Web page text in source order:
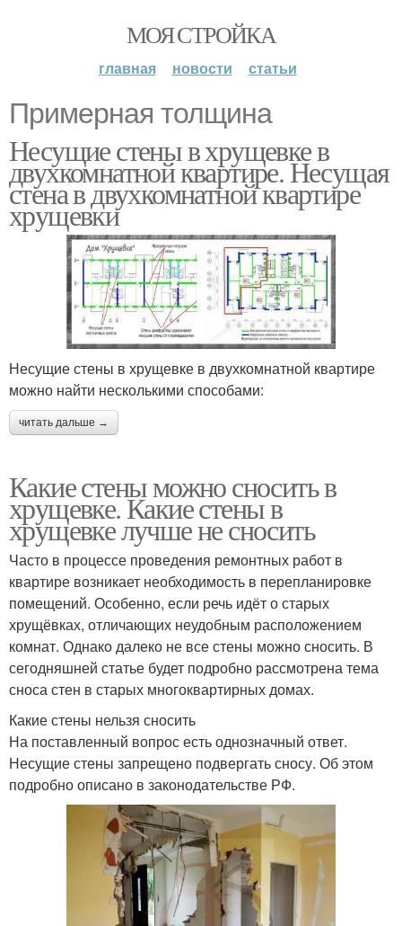
МОЯ СТРОЙКА
главная новости статьи
Примерная толщина
Несущие стены в хрущевке в
двухкомнатной квартире. Несущая
стена в двухкомнатной квартире
хрущевки
Несущие стены в хрущевке в двухкомнатной квартире
можно найти несколькими способами:
читать дальше →
Какие стены можно сносить в
хрущевке. Какие стены в
хрущевке лучше не сносить
Часто в процессе проведения ремонтных работ в
квартире возникает необходимость в перепланировке
помещений. Особенно, если речь идёт о старых
хрущёвках, отличающих неудобным расположением
комнат. Однако далеко не все стены можно сносить. В
сегодняшней статье будет подробно рассмотрена тема
сноса стен в старых многоквартирных домах.
Какие стены нельзя сносить
На поставленный вопрос есть однозначный ответ.
Несущие стены запрещено подвергать сносу. Об этом
подробно описано в законодательстве РФ.